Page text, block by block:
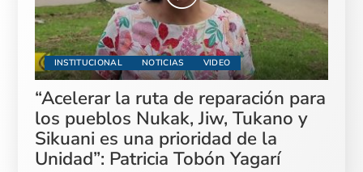
INSTITUCIONAL NOTICIAS VIDEO
“Acelerar la ruta de reparación para
los pueblos Nukak, Jiw, Tukano y
Sikuani es una prioridad de la
Unidad”: Patricia Tobón Yagarí